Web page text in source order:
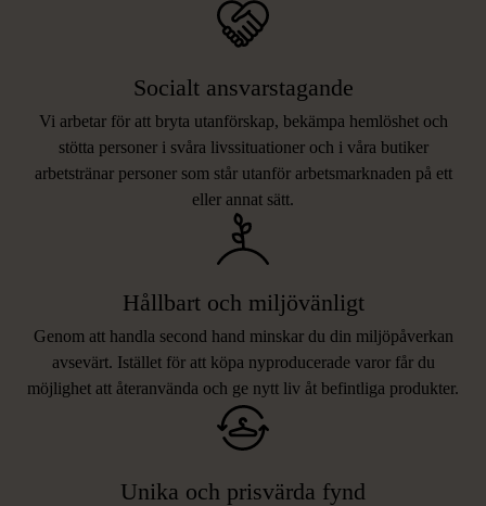
Socialt ansvarstagande
Vi arbetar för att bryta utanförskap, bekämpa hemlöshet och
stötta personer i svåra livssituationer och i våra butiker
arbetstränar personer som står utanför arbetsmarknaden på ett
eller annat sätt.
Hållbart och miljövänligt
Genom att handla second hand minskar du din miljöpåverkan
avsevärt. Istället för att köpa nyproducerade varor får du
möjlighet att återanvända och ge nytt liv åt befintliga produkter.
Unika och prisvärda fynd